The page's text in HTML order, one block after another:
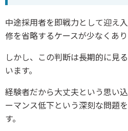
中途採用者を即戦力として迎え
修を省略するケースが少なくあり
しかし、この判断は長期的に見
います。
経験者だから大丈夫という思い
ーマンス低下という深刻な問題
す。